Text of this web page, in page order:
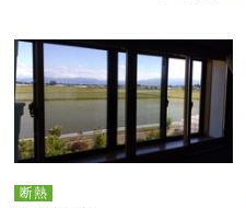
断熱